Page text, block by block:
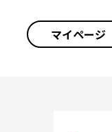
マイページ